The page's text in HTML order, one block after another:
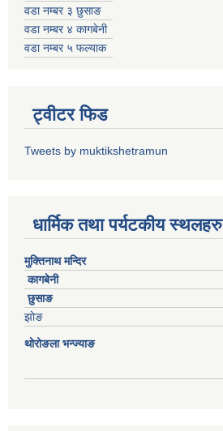
वडा नम्बर ३ छुसाङ
वडा नम्बर ४ कागबेनी
वडा नम्बर ५ फल्याक
ट्वीटर फिड
Tweets by muktikshetramun
धार्मिक तथा पर्यटकीय स्थलहरु
मुक्तिनाथ मन्दिर
कागबेनी
छुसाङ
झोङ
थोरोङला भन्ज्याङ